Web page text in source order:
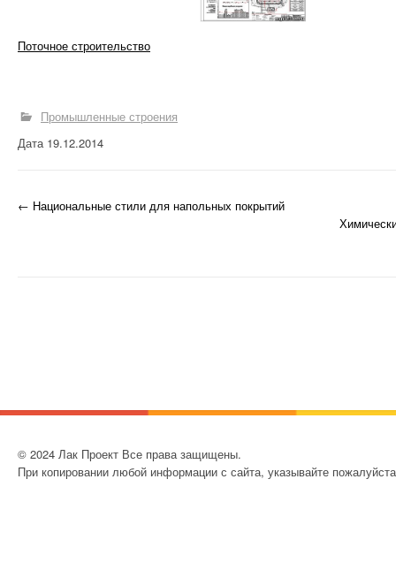
СТРОИТЕЛЬСТВЕ И
И
ЭЛЕКТРОНИКА
Поточное строительство
Промышленные строения
Дата 19.12.2014
Запись навигация
← Национальные стили для напольных покрытий
© 2024 Лак Проект Все права защищены.
При копировании любой информации с сайта, указывайте